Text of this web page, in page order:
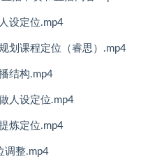
设定位.mp4
划课程定位（睿思）.mp4
结构.mp4
人设定位.mp4
炼定位.mp4
调整.mp4